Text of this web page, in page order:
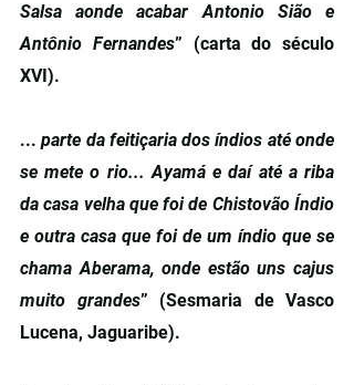
Salsa aonde acabar Antonio Sião e
Antônio Fernandes” (carta do século
XVI).
... parte da feitiçaria dos índios até onde
se mete o rio... Ayamá e daí até a riba
da casa velha que foi de Chistovão Índio
e outra casa que foi de um índio que se
chama Aberama, onde estão uns cajus
muito grandes” (Sesmaria de Vasco
Lucena, Jaguaribe).